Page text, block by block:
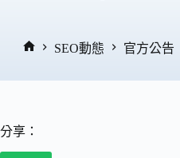
頁
SEO動態 官方公告
分享：